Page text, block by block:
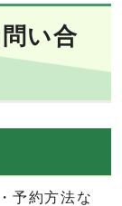
い合
予約方法な